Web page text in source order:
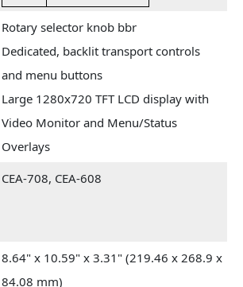
Rotary selector knob bbr
Dedicated, backlit transport controls
and menu buttons
Large 1280x720 TFT LCD display with
Video Monitor and Menu/Status
Overlays
CEA-708, CEA-608
8.64" x 10.59" x 3.31" (219.46 x 268.9 x
84.08 mm)